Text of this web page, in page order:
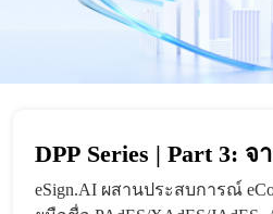
DPP Series | Part 3: จ
QSeal: eSign.AI สนับ
eSign.AI ผสานประสบการณ์